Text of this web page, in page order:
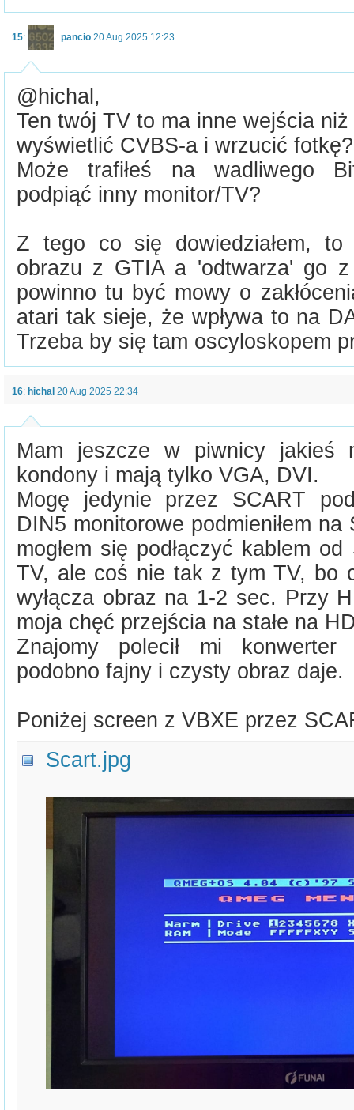
15: pancio 20 Aug 2025 12:23
@hichal,
Ten twój TV to ma inne wejścia
wyświetlić CVBS-a i wrzucić fotkę?
Może trafiłeś na wadliwego
podpiąć inny monitor/TV?
Z tego co się dowiedziałem, to
obrazu z GTIA a 'odtwarza' go
powinno tu być mowy o
atari tak sieje, że wpływa to na
Trzeba by się tam oscyloskopem
16: hichal 20 Aug 2025 22:34
Mam jeszcze w piwnicy jakieś
kondony i mają tylko VGA, DVI.
Mogę jedynie przez SCART
DIN5 monitorowe podmieniłem
mogłem się podłączyć kablem
TV, ale coś nie tak z tym TV, bo
wyłącza obraz na 1-2 sec. Przy
moja chęć przejścia na stałe na
Znajomy polecił mi konwerter
podobno fajny i czysty obraz daje.
Poniżej screen z VBXE przez
Scart.jpg